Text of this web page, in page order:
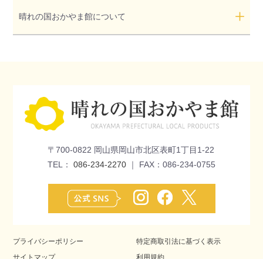
晴れの国おかやま館について
〒700-0822 岡山県岡山市北区表町1丁目1-22
TEL： 086-234-2270 ｜ FAX：086-234-0755
プライバシーポリシー
特定商取引法に基づく表示
サイトマップ
利用規約